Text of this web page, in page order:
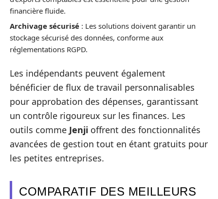
financière fluide.
Archivage sécurisé : Les solutions doivent garantir un
stockage sécurisé des données, conforme aux
réglementations RGPD.
Les indépendants peuvent également
bénéficier de flux de travail personnalisables
pour approbation des dépenses, garantissant
un contrôle rigoureux sur les finances. Les
outils comme Jenji offrent des fonctionnalités
avancées de gestion tout en étant gratuits pour
les petites entreprises.
COMPARATIF DES MEILLEURS